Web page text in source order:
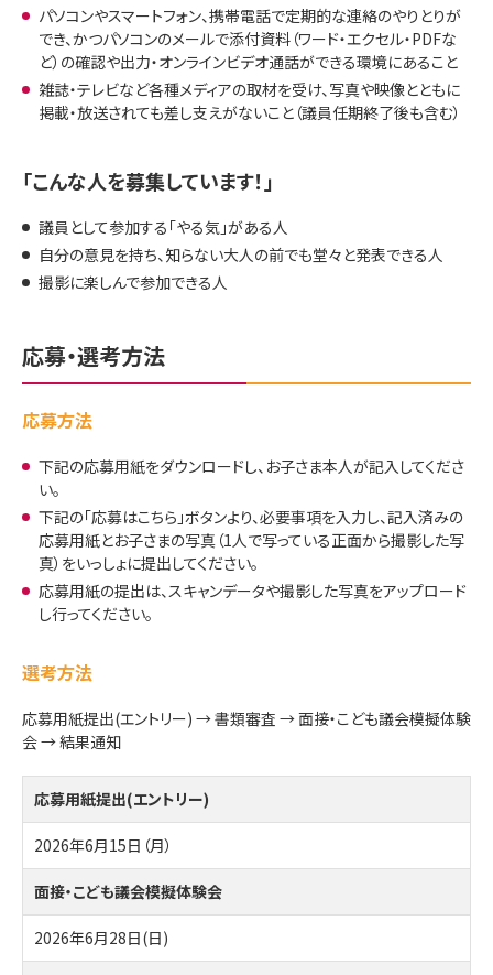
パソコンやスマートフォン、携帯電話で定期的な連絡のやりとりが
でき、かつパソコンのメールで添付資料（ワード・エクセル・PDFな
ど）の確認や出力・オンラインビデオ通話ができる環境にあること
雑誌・テレビなど各種メディアの取材を受け、写真や映像とともに
掲載・放送されても差し支えがないこと（議員任期終了後も含む）
「こんな人を募集しています！」
議員として参加する「やる気」がある人
自分の意見を持ち、知らない大人の前でも堂々と発表できる人
撮影に楽しんで参加できる人
応募・選考方法
応募方法
下記の応募用紙をダウンロードし、お子さま本人が記入してくださ
い。
下記の「応募はこちら」ボタンより、必要事項を入力し、記入済みの
応募用紙とお子さまの写真（1人で写っている正面から撮影した写
真）をいっしょに提出してください。
応募用紙の提出は、スキャンデータや撮影した写真をアップロード
し行ってください。
選考方法
応募用紙提出(エントリー) → 書類審査 → 面接・こども議会模擬体験
会 → 結果通知
応募用紙提出(エントリー)
2026年6月15日（月）
面接・こども議会模擬体験会
2026年6月28日(日)